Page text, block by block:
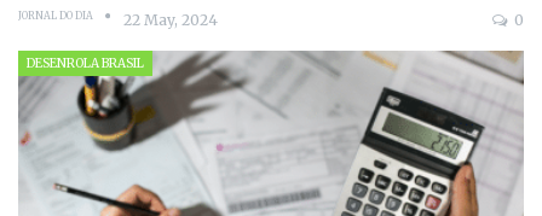
JORNAL DO DIA 22 May, 2024 0
DESENROLA BRASIL